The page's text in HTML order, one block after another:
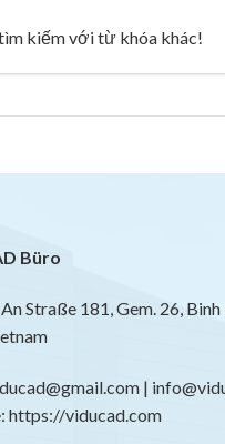
kiếm với từ khóa khác!
Büro
An Straße 181, Gem. 26,
|
https://viducad.com